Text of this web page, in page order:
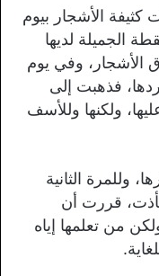
الأشجار بيوم
الجميلة لديها
الأشجار، وفي يوم
فذهبت إلى
ولكنها وللأسف
وللمرة الثانية
قررت أن
من تعلمها إياه